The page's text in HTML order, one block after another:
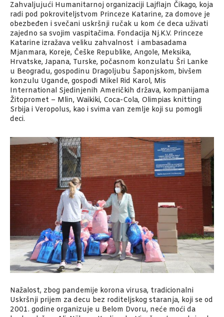
Zahvaljujući Humanitarnoj organizaciji Lajflajn Čikago, koja
radi pod pokroviteljstvom Princeze Katarine, za domove je
obezbeđen i svečani uskršnji ručak u kom će deca uživati
zajedno sa svojim vaspitačima. Fondacija Nj.K.V. Princeze
Katarine izražava veliku zahvalnost i ambasadama
Mjanmara, Koreje, Češke Republike, Angole, Meksika,
Hrvatske, Japana, Turske, počasnom konzulatu Šri Lanke
u Beogradu, gospodinu Dragoljubu Šaponjskom, bivšem
konzulu Ugande, gospođi Mikel Rid Karol, Mis
International Sjedinjenih Američkih država, kompanijama
Žitopromet – Mlin, Waikiki, Coca-Cola, Olimpias knitting
Srbija i Veropolus, kao i svima van zemlje koji su pomogli
deci.
Nažalost, zbog pandemije korona virusa, tradicionalni
Uskršnji prijem za decu bez roditeljskog staranja, koji se od
2001. godine organizuje u Belom Dvoru, neće moći da